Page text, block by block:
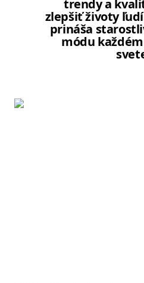
trendy a
zlepšiť životy
prináša
módu